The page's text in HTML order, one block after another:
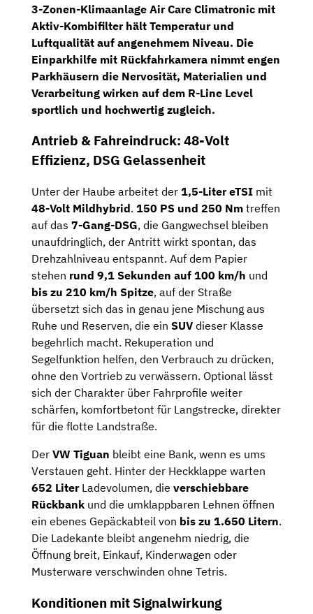
3-Zonen-Klimaanlage Air Care Climatronic mit
Aktiv-Kombifilter hält Temperatur und
Luftqualität auf angenehmem Niveau. Die
Einparkhilfe mit Rückfahrkamera nimmt engen
Parkhäusern die Nervosität, Materialien und
Verarbeitung wirken auf dem R-Line Level
sportlich und hochwertig zugleich.
Antrieb & Fahreindruck: 48-Volt
Effizienz, DSG Gelassenheit
Unter der Haube arbeitet der 1,5-Liter eTSI mit
48-Volt Mildhybrid. 150 PS und 250 Nm treffen
auf das 7-Gang-DSG, die Gangwechsel bleiben
unaufdringlich, der Antritt wirkt spontan, das
Drehzahlniveau entspannt. Auf dem Papier
stehen rund 9,1 Sekunden auf 100 km/h und
bis zu 210 km/h Spitze, auf der Straße
übersetzt sich das in genau jene Mischung aus
Ruhe und Reserven, die ein SUV dieser Klasse
begehrlich macht. Rekuperation und
Segelfunktion helfen, den Verbrauch zu drücken,
ohne den Vortrieb zu verwässern. Optional lässt
sich der Charakter über Fahrprofile weiter
schärfen, komfortbetont für Langstrecke, direkter
für die flotte Landstraße.
Der VW Tiguan bleibt eine Bank, wenn es ums
Verstauen geht. Hinter der Heckklappe warten
652 LiterLadevolumen, die verschiebbare
Rückbank und die umklappbaren Lehnen öffnen
ein ebenes Gepäckabteil von bis zu 1.650 Litern.
Die Ladekante bleibt angenehm niedrig, die
Öffnung breit, Einkauf, Kinderwagen oder
Musterware verschwinden ohne Tetris.
Konditionen mit Signalwirkung